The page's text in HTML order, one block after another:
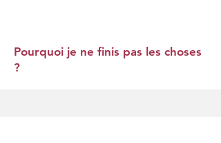
Pourquoi je ne finis pas les choses
?